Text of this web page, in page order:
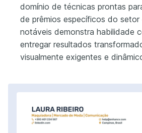
domínio de técnicas prontas
de prêmios específicos do setor
notáveis demonstra habilidade
entregar resultados
visualmente exigentes e